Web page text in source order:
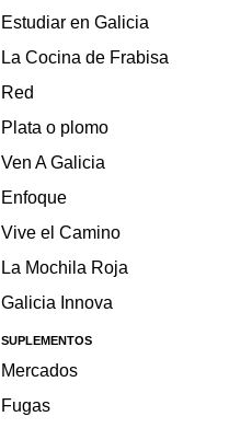
Estudiar en Galicia
La Cocina de Frabisa
Red
Plata o plomo
Ven A Galicia
Enfoque
Vive el Camino
La Mochila Roja
Galicia Innova
SUPLEMENTOS
Mercados
Fugas